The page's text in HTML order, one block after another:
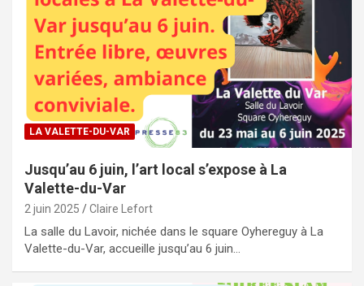
LA VALETTE-DU-VAR
Jusqu’au 6 juin, l’art local s’expose à La
Valette-du-Var
2 juin 2025 Claire Lefort
La salle du Lavoir, nichée dans le square Oyhereguy à La
Valette-du-Var, accueille jusqu’au 6 juin…